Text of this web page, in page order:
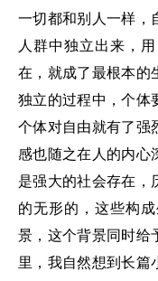
一切都和别人一样，
人群中独立出来，
在，就成了最根本的
独立的过程中，个体
个体对自由就有了强
感也随之在人的内心
是强大的社会存在，
的无形的，这些构
景，这个背景同时给
里，我自然想到长篇